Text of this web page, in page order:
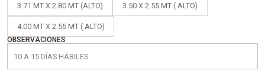
3.71 MT X 2.80 MT (ALTO) 3.50 X 2.55 MT ( ALTO)
4.00 MT X 2.55 MT ( ALTO)
OBSERVACIONES